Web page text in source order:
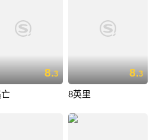
8.3 8.3
8英里